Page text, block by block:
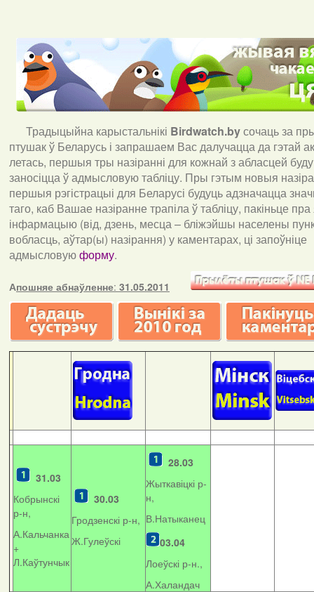
Традыцыйна карыстальнікі Birdwatch.byсочаць за
птушак ў Беларусь і запрашаем Вас далучацца да гэтай
летась, першыя тры назіранні для кожнай з абласцей
заносіцца ў адмысловую табліцу. Пры гэтым новыя
першыя рэгістрацыі для Беларусі будуць адзначацца
таго, каб Вашае назіранне трапіла ў табліцу, пакіньце пра
інфармацыю (від, дзень, месца – бліжэйшы населены
вобласць, аўтар(ы) назірання) у каментарах, ці запоўніце
адмысловуюформу.
Апошняе абнаўленне: 31.05.2011
31.03
Кобрынскі
р-н,
А.Кальчанка
+
Л.Каўтунчык
30.03
Гродзенскі р-н,
Ж.Гулеўскі
28.03
Жыткавіцкі р-
н,
В.Натыканец
03.04
Лоеўскі р-н.,
А.Халандач